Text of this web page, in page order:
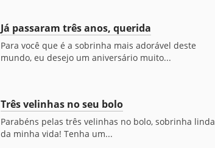
Já passaram três anos, querida
Para você que é a sobrinha mais adorável deste
mundo, eu desejo um aniversário muito...
Três velinhas no seu bolo
Parabéns pelas três velinhas no bolo, sobrinha linda
da minha vida! Tenha um...